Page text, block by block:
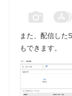
また、配信した
もできます。